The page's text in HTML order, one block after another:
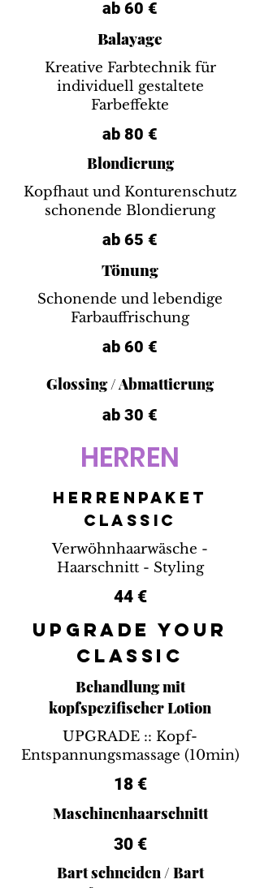
ab 60 €
Balayage
Kreative Farbtechnik für
individuell gestaltete
Farbeffekte
ab 80 €
Blondierung
Kopfhaut und Konturenschutz
schonende Blondierung
ab 65 €
Tönung
Schonende und lebendige
Farbauffrischung
ab 60 €
Glossing / Abmattierung
ab 30 €
HERREN
Herrenpaket
Classic
Verwöhnhaarwäsche -
Haarschnitt - Styling
44 €
UPGRADE YOUR
CLASSIC
Behandlung mit
kopfspezifischer Lotion
UPGRADE :: Kopf-
Entspannungsmassage (10min)
18 €
Maschinenhaarschnitt
30 €
Bart schneiden / Bart